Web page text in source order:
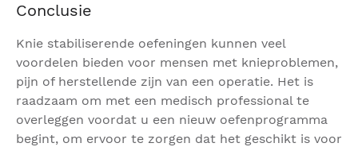
Conclusie
Knie stabiliserende oefeningen kunnen veel
voordelen bieden voor mensen met knieproblemen,
pijn of herstellende zijn van een operatie. Het is
raadzaam om met een medisch professional te
overleggen voordat u een nieuw oefenprogramma
begint, om ervoor te zorgen dat het geschikt is voor